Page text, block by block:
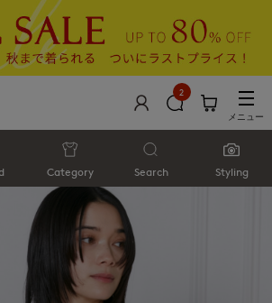
2
メニュー
Category Search Styling